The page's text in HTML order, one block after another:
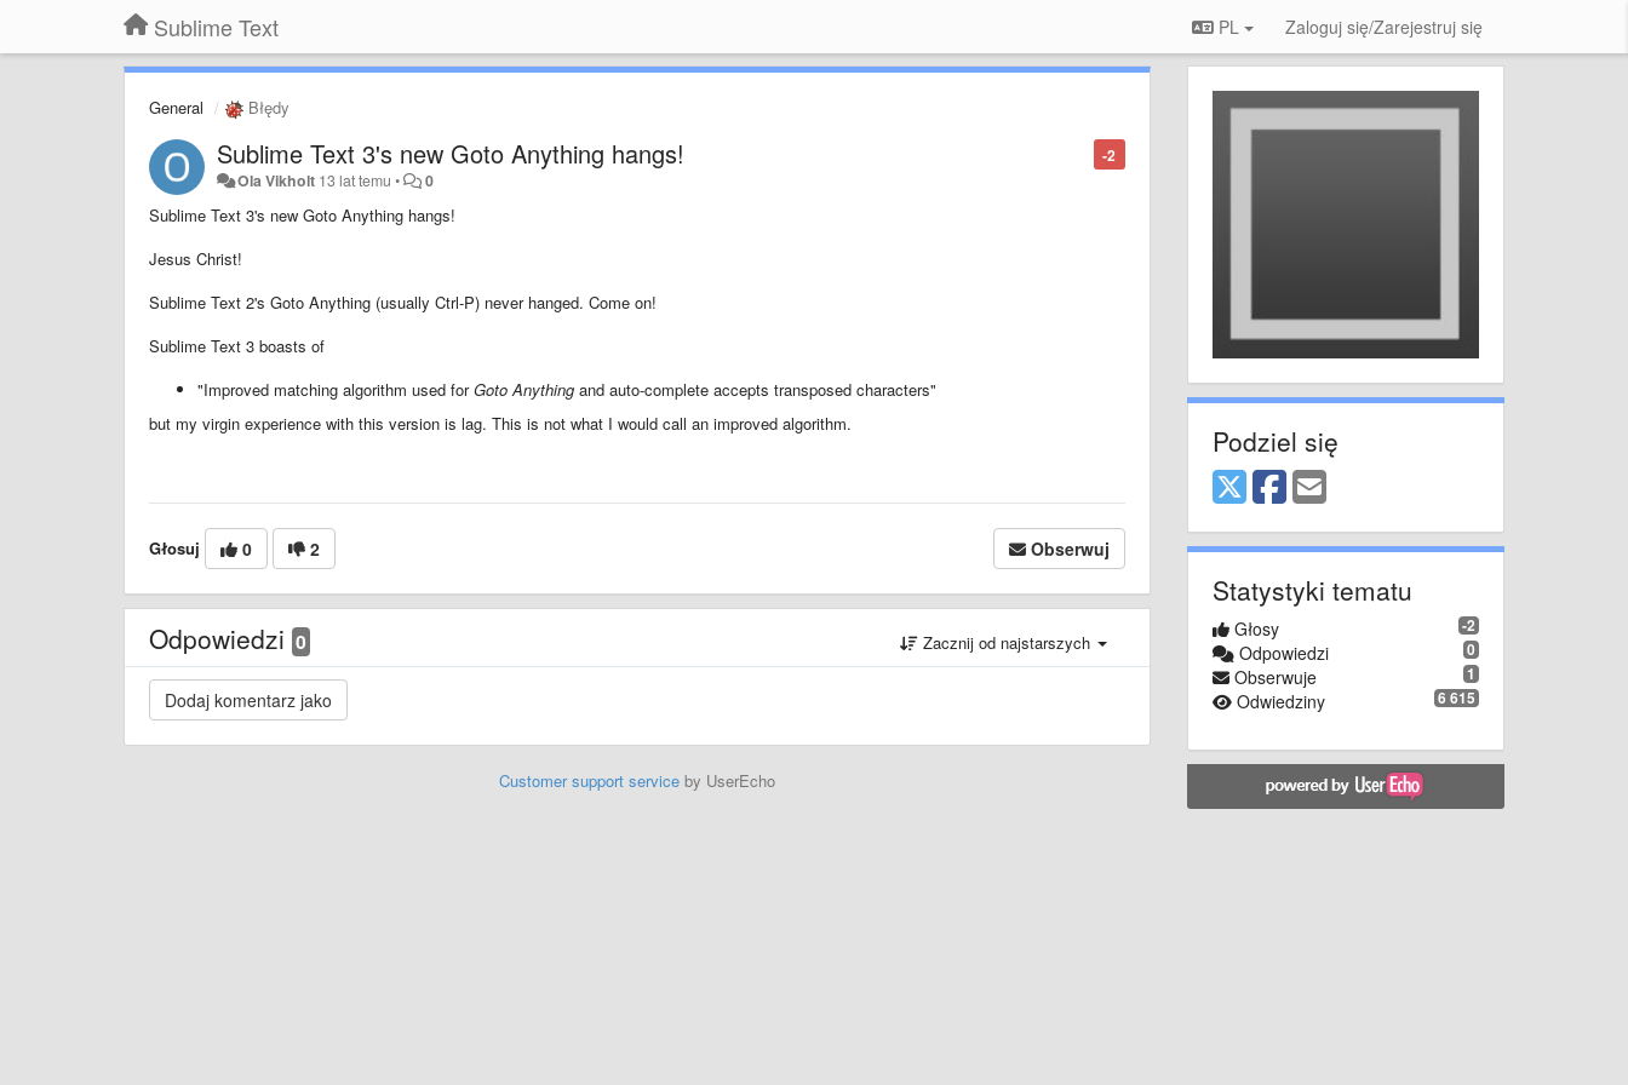
Sublime Text PL Zaloguj się/Zarejestruj się
General Błędy
-2
Sublime Text 3's new Goto Anything hangs!
Ola Vikholt 13 lat temu • 0
Sublime Text 3's new Goto Anything hangs!
Jesus Christ!
Sublime Text 2's Goto Anything (usually Ctrl-P) never hanged. Come on!
Sublime Text 3 boasts of
"Improved matching algorithm used forGoto Anything and auto-complete accepts transposed characters"
but my virgin experience with this version is lag. This is not what I would call an improved algorithm.
Głosuj 0 2 Obserwuj
Odpowiedzi 0 Zacznij od najstarszych
Customer support serviceby UserEcho
Podziel się
Statystyki tematu
-2
Głosy
0
Odpowiedzi
1
Obserwuje
6 615
Odwiedziny